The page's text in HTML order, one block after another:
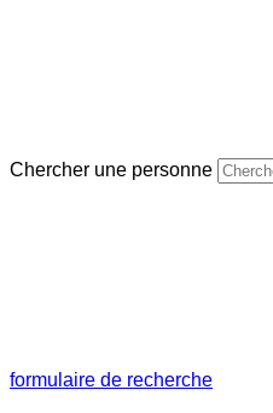
Chercher une personne
formulaire de recherche